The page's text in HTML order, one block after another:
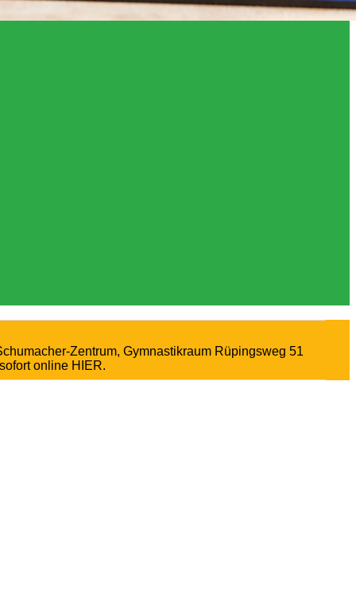
Zentrum, Gymnastikraum Rüpingsweg 51
online HIER.